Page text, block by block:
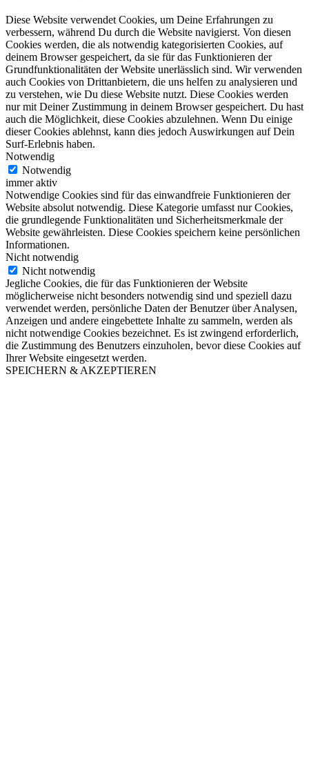
Diese Website verwendet Cookies, um Deine Erfahrungen zu
verbessern, während Du durch die Website navigierst. Von diesen
Cookies werden, die als notwendig kategorisierten Cookies, auf
deinem Browser gespeichert, da sie für das Funktionieren der
Grundfunktionalitäten der Website unerlässlich sind. Wir verwenden
auch Cookies von Drittanbietern, die uns helfen zu analysieren und
zu verstehen, wie Du diese Website nutzt. Diese Cookies werden
nur mit Deiner Zustimmung in deinem Browser gespeichert. Du hast
auch die Möglichkeit, diese Cookies abzulehnen. Wenn Du einige
dieser Cookies ablehnst, kann dies jedoch Auswirkungen auf Dein
Surf-Erlebnis haben.
Notwendig
Notwendig
immer aktiv
Notwendige Cookies sind für das einwandfreie Funktionieren der
Website absolut notwendig. Diese Kategorie umfasst nur Cookies,
die grundlegende Funktionalitäten und Sicherheitsmerkmale der
Website gewährleisten. Diese Cookies speichern keine persönlichen
Informationen.
Nicht notwendig
Nicht notwendig
Jegliche Cookies, die für das Funktionieren der Website
möglicherweise nicht besonders notwendig sind und speziell dazu
verwendet werden, persönliche Daten der Benutzer über Analysen,
Anzeigen und andere eingebettete Inhalte zu sammeln, werden als
nicht notwendige Cookies bezeichnet. Es ist zwingend erforderlich,
die Zustimmung des Benutzers einzuholen, bevor diese Cookies auf
Ihrer Website eingesetzt werden.
SPEICHERN & AKZEPTIEREN